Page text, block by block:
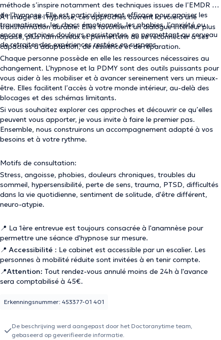
méthode s’inspire notamment des techniques issues de l’EMDR et
de l’hypnose. Elle est particulièrement efficace pour apaiser les
traumatismes, les chocs émotionnels, les phobies, l’anxiété ou
encore certaines douleurs persistantes, en permettant au cerveau
de retraiter des expériences restées en suspens.
À l’image de l’hypnose, ces approches ouvrent la voie à une
transformation durable. Elles favorisent un dialogue intérieur plus
apaisé, plus harmonieux et permettent de se reconnecter à ses
capacités d’adaptation, de résilience et de réparation.
Chaque personne possède en elle les ressources nécessaires au
changement. L’hypnose et la PDMY sont des outils puissants pour
vous aider à les mobiliser et à avancer sereinement vers un mieux-
être. Elles facilitent l’accès à votre monde intérieur, au-delà des
blocages et des schémas limitants.
Si vous souhaitez explorer ces approches et découvrir ce qu’elles
peuvent vous apporter, je vous invite à faire le premier pas.
Ensemble, nous construirons un accompagnement adapté à vos
besoins et à votre rythme.
Motifs de consultation:
Stress, angoisse, phobies, douleurs chroniques, troubles du
sommeil, hypersensibilité, perte de sens, trauma, PTSD, difficultés
dans la vie quotidienne, sentiment de solitude, d'être différent,
neuro-atypie.
📍 La 1ère entrevue est toujours consacrée à l'anamnèse pour
permettre une séance d'hypnose sur mesure.
📍 Accessibilité : Le cabinet est accessible par un escalier. Les
personnes à mobilité réduite sont invitées à en tenir compte.
📍Attention: Tout rendez-vous annulé moins de 24h à l'avance
sera comptabilisé à 45€.
Erkenningsnummer: 453377-01 401
De beschrijving werd aangepast door het Doctoranytime team,
gebaseerd op geverifieerde informatie.